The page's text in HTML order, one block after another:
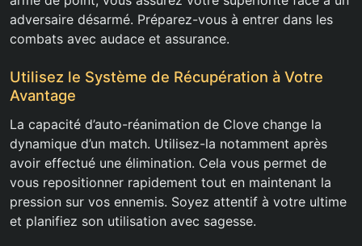
adversaire désarmé. Préparez-vous à entrer dans les
combats avec audace et assurance.
Utilisez le Système de Récupération à Votre
Avantage
La capacité d’auto-réanimation de Clove change la
dynamique d’un match. Utilisez-la notamment après
avoir effectué une élimination. Cela vous permet de
vous repositionner rapidement tout en maintenant la
pression sur vos ennemis. Soyez attentif à votre ultime
et planifiez son utilisation avec sagesse.